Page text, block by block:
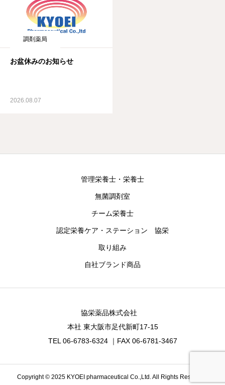
調剤薬局
お盆休みのお知らせ
2026.08.07
管理栄養士・栄養士
無菌調剤室
チーム栄養士
認定栄養ケア・ステーション 協栄
取り組み
自社ブランド商品
協栄薬品株式会社
本社 東大阪市足代新町17-15
TEL 06-6783-6324 ｜FAX 06-6781-3467
Copyright © 2025 KYOEI pharmaceutical Co.,Ltd. All Rights Reserved.
最新情報